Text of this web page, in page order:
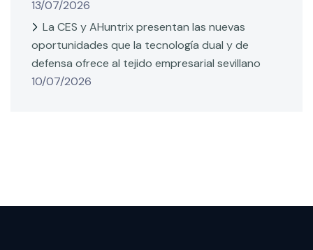
13/07/2026
La CES y AHuntrix presentan las nuevas
oportunidades que la tecnología dual y de
defensa ofrece al tejido empresarial sevillano
10/07/2026